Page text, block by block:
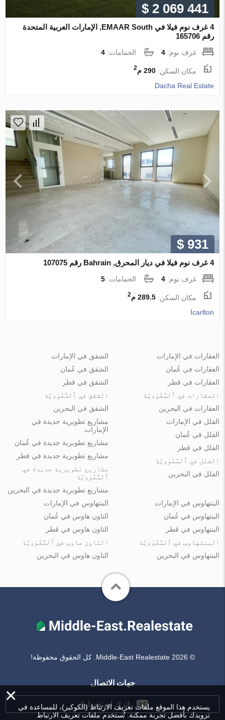
$ 2 069 441
4 غرف نوم فيلا في EMAAR South, الإمارات العربية المتحدة
رقم 165706
غرف نوم:4 الحمامات:4
مكان السكن:290 م 2
Dacha Real Estate
$ 931
4 غرف نوم فيلا في ديار المحرق, Bahrain رقم 107075
غرف نوم:4 الحمامات:5
مكان السكن:289.5 م 2
Icarlton
العقارات في الإمارات
العقارات في عُمان
العقارات في قطر
العقارات في ٱلسُّعُوْدِيَّة
العقارات في البحرين
الشقق في الإمارات
الشقق في عُمان
الشقق في قطر
الشقق في ٱلسُّعُوْدِيَّة
الشقق في البحرين
الفلل في الإمارات
الفلل في عُمان
الفلل في قطر
الفلل في ٱلسُّعُوْدِيَّة
الفلل في البحرين
مشاريع تطويرية جديدة في
الإمارات
مشاريع تطويرية جديدة في عُمان
مشاريع تطويرية جديدة في قطر
مشاريع تطويرية جديدة في
ٱلسُّعُوْدِيَّة
مشاريع تطويرية جديدة في البحرين
البنتهاوس في الإمارات
البنتهاوس في عُمان
البنتهاوس في قطر
البنتهاوس في ٱلسُّعُوْدِيَّة
البنتهاوس في البحرين
البنتهاوس في الإمارات
التاون هاوس في عُمان
التاون هاوس في قطر
التاون هاوس في ٱلسُّعُوْدِيَّة
التاون هاوس في البحرين
© Middle-East Realestate 2026. كل الحقوق محفوظة!
جهات الاتصال
اترك استفسارك ×
يستخدم هذا الموقع ملفات تعريف الارتباط (الكوكيز)، للمساعدة في
تزويدك بأفضل تجربة ممكنة. تُستخدم ملفات تعريف الارتباط